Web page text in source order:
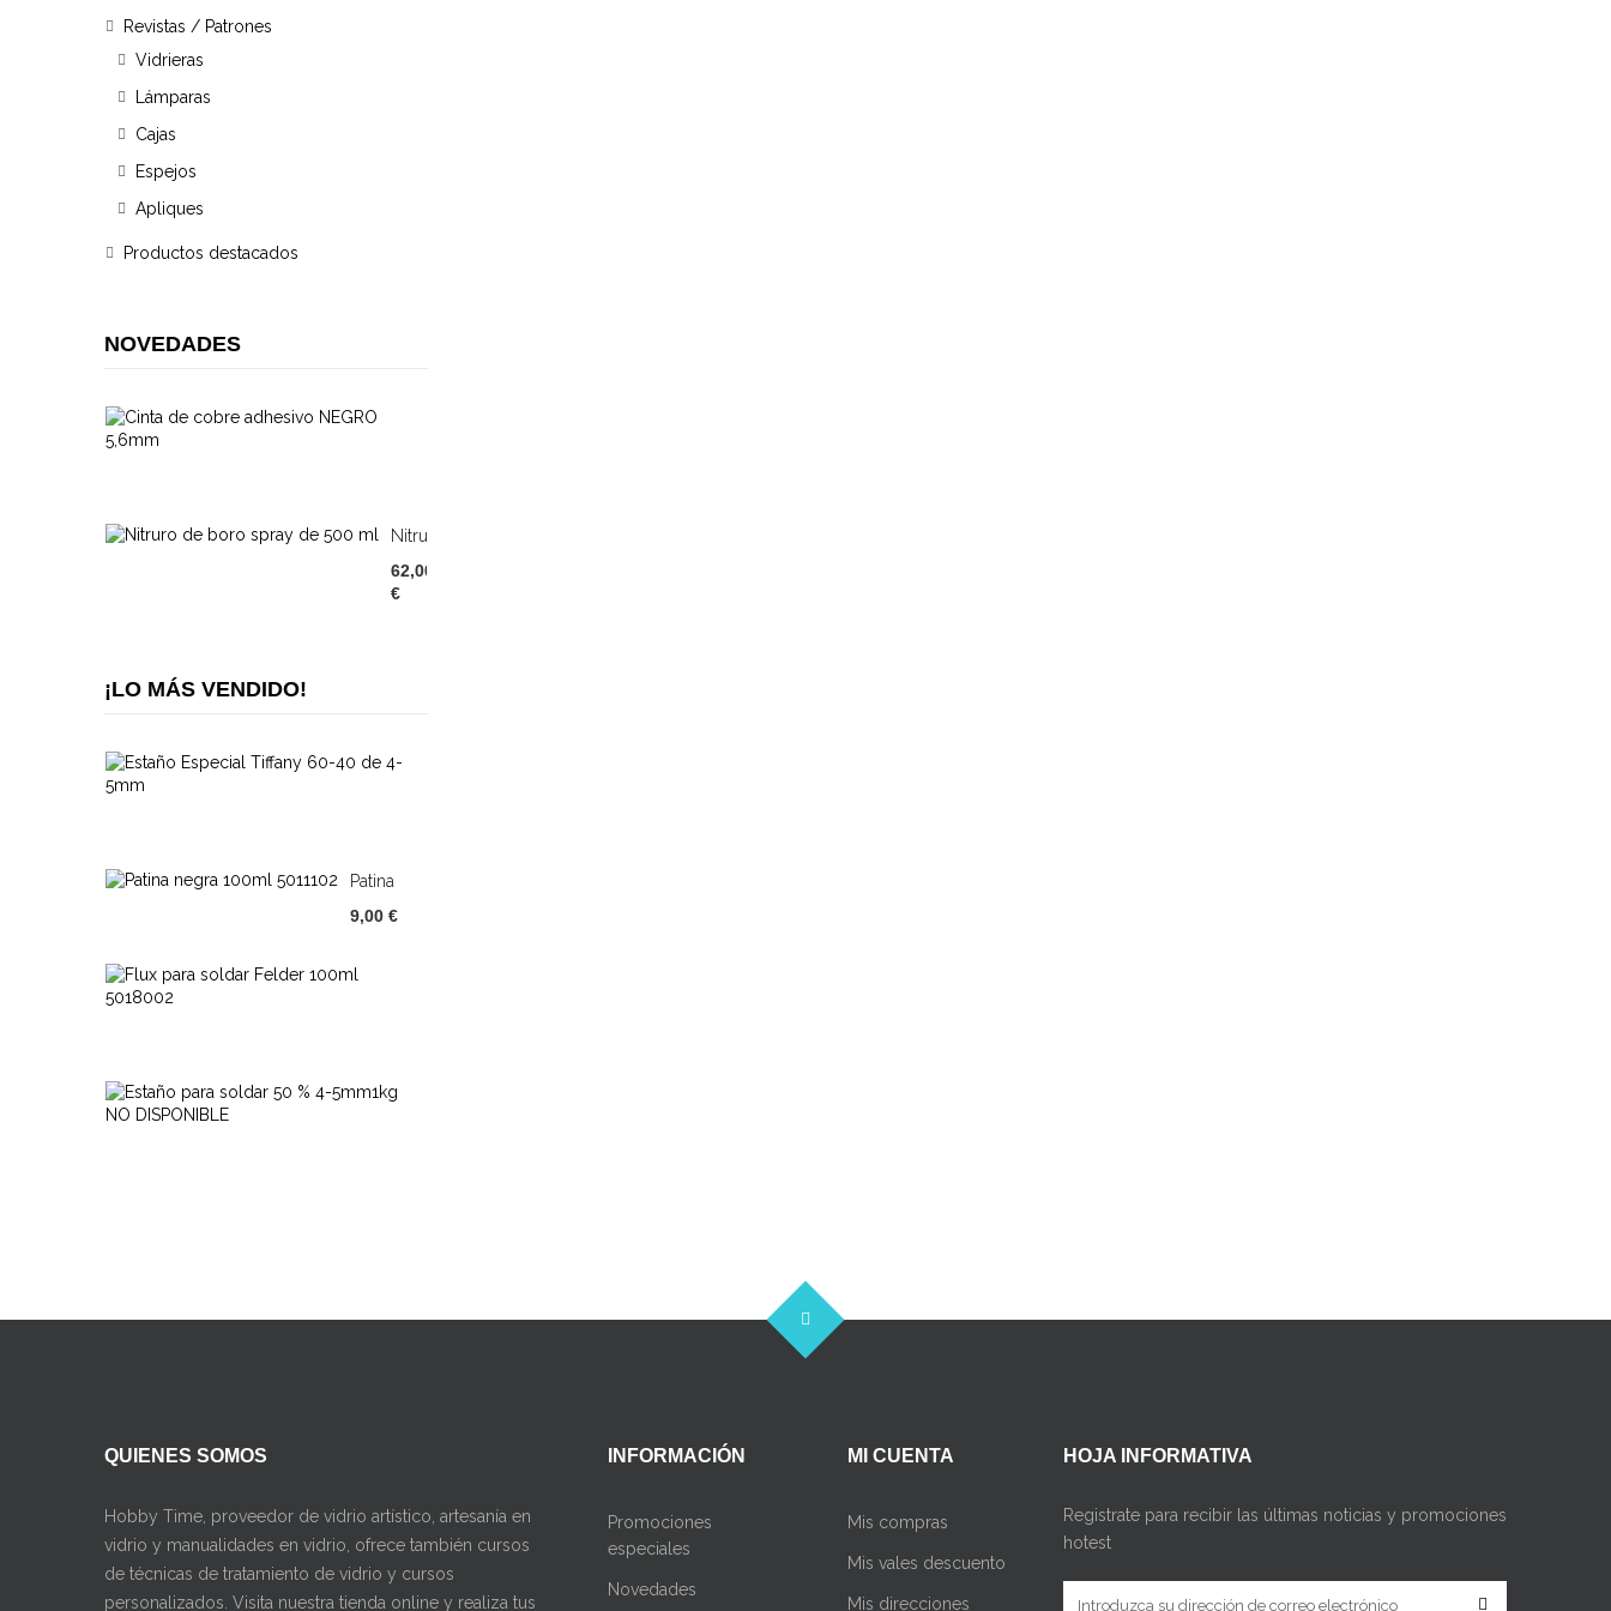
Revistas / Patrones
Vidrieras
Lámparas
Cajas
Espejos
Apliques
Productos destacados
NOVEDADES
Nitruro
De
Boro
62,00
€
¡LO MÁS VENDIDO!
Patina
Negra
9,00 €
QUIENES SOMOS
Hobby Time, proveedor de vidrio artístico, artesanía en
vidrio y manualidades en vidrio, ofrece también cursos
de técnicas de tratamiento de vidrio y cursos
personalizados. Visita nuestra tienda online y realiza tus
INFORMACIÓN
Promociones
especiales
Novedades
MI CUENTA
Mis compras
Mis vales descuento
Mis direcciones
HOJA INFORMATIVA
Registrate para recibir las últimas noticias y promociones
hotest